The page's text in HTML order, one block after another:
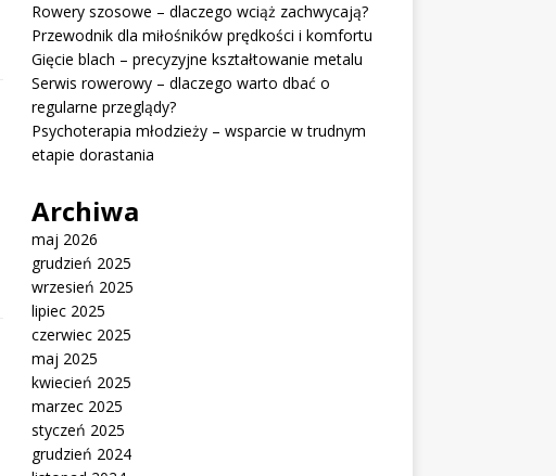
Rowery szosowe – dlaczego wciąż zachwycają?
Przewodnik dla miłośników prędkości i komfortu
Gięcie blach – precyzyjne kształtowanie metalu
Serwis rowerowy – dlaczego warto dbać o
regularne przeglądy?
Psychoterapia młodzieży – wsparcie w trudnym
etapie dorastania
Archiwa
maj 2026
grudzień 2025
wrzesień 2025
lipiec 2025
czerwiec 2025
maj 2025
kwiecień 2025
marzec 2025
styczeń 2025
grudzień 2024